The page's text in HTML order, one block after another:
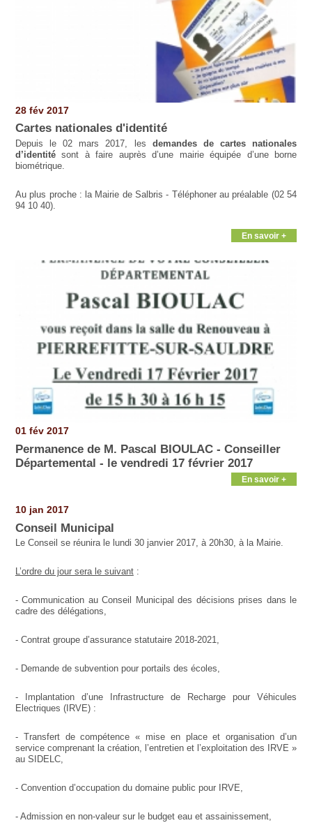
28 fév 2017
Cartes nationales d'identité
Depuis le 02 mars 2017, les demandes de cartes nationales
d’identitésont à faire auprès d’une mairie équipée d’une borne
biométrique.
Au plus proche : la Mairie de Salbris - Téléphoner au préalable (02 54
94 10 40).
En savoir +
01 fév 2017
Permanence de M. Pascal BIOULAC - Conseiller
Départemental - le vendredi 17 février 2017
En savoir +
10 jan 2017
Conseil Municipal
Le Conseil se réunira le lundi 30 janvier 2017, à 20h30, à la Mairie.
L’ordre du jour sera le suivant:
- Communication au Conseil Municipal des décisions prises dans le
cadre des délégations,
- Contrat groupe d’assurance statutaire 2018-2021,
- Demande de subvention pour portails des écoles,
- Implantation d’une Infrastructure de Recharge pour Véhicules
Electriques (IRVE) :
- Transfert de compétence « mise en place et organisation d’un
service comprenant la création, l’entretien et l’exploitation des IRVE »
au SIDELC,
- Convention d’occupation du domaine public pour IRVE,
- Admission en non-valeur sur le budget eau et assainissement,